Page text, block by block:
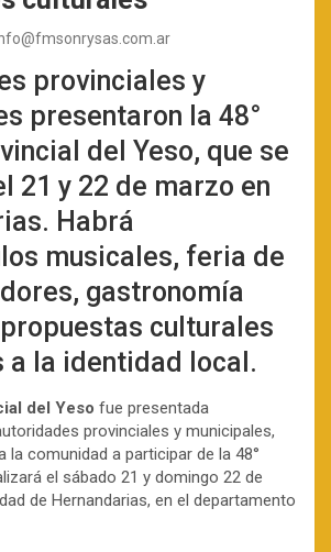
provinciales y
presentaron la 48°
del Yeso, que se
21 y 22 de marzo en
Habrá
musicales, feria de
gastronomía
culturales
a la identidad local.
del Yeso fue presentada
provinciales y municipales,
la comunidad a participar de la 48°
el sábado 21 y domingo 22 de
de Hernandarias, en el departamento